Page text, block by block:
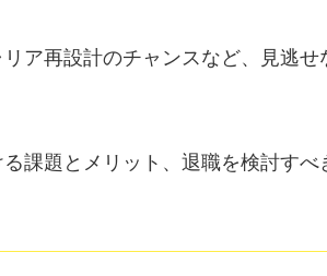
ア再設計のチャンスなど、見逃せ
課題とメリット、退職を検討すべ